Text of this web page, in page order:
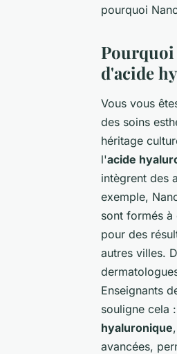
pourquoi
Pourquoi
d'acide
Vous vous
des soins
héritage
l'acide
intègrent des
exemple,
sont formés
pour des
autres villes.
Enseignants
souligne cela
hyaluronique
avancées,